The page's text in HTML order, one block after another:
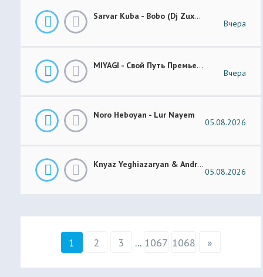
Sarvar Kuba - Bobo (Dj Zuxa Remix)
Вчера
MIYAGI - Свой Путь Премьера 2026
Вчера
Noro Heboyan - Lur Nayem
05.08.2026
Knyaz Yeghiazaryan & Andranik Sirakanyan - Arevi Pes New 2026
05.08.2026
1 2 3 ... 1067 1068 »